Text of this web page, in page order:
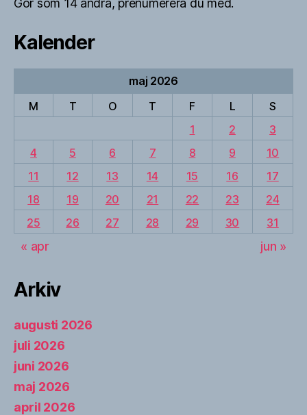
Kalender
maj 2026
M
T O T F L
S
1
2
3
4
5 6 7 8 9
10
11
12 13 14 15 16
17
18
19 20 21 22 23
24
25
26 27 28 29 30 31
« apr jun »
Arkiv
augusti 2026
juli 2026
juni 2026
maj 2026
april 2026